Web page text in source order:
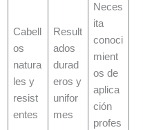
Cabell
os
natura
les y
resist
entes
Result
ados
durad
eros y
unifor
mes
Neces
ita
conoci
mient
os de
aplica
ción
profes